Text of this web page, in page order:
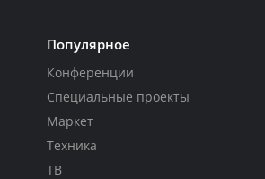
Популярное
Конференции
Специальные проекты
Маркет
Техника
ТВ